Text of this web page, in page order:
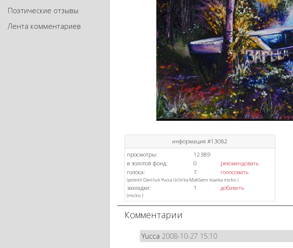
Поэтические отзывы
Лента комментариев
информация #13082
просмотры:
12389
в золотой фонд:
0
рекомендовать
голоса:
7 голосовать
(polekh DaniliukYucca Uchilka MakSamr ksanka mickic)
закладки: 1 добавить
(mickic)
Комментарии
Yucca 2008-10-27 15:10